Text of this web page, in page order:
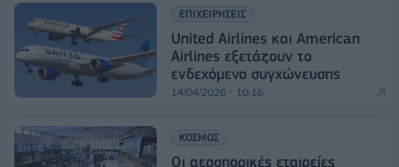
ΕΠΙΧΕΙΡΗΣΕΙΣ
United Airlines και American
Airlines εξετάζουν το
ενδεχόμενο συγχώνευσης
14/04/2026 - 10:16
ΚΟΣΜΟΣ
Οι αεροπορικές εταιρείες